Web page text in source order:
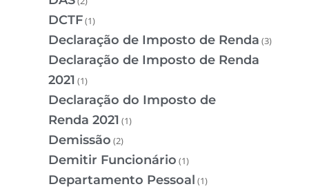
DCTF(1)
Declaração de Imposto de Renda (3)
Declaração de Imposto de Renda
2021 (1)
Declaração do Imposto de
Renda 2021 (1)
Demissão (2)
Demitir Funcionário (1)
Departamento Pessoal (1)